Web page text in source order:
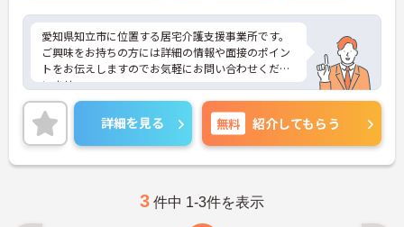
愛知県知立市に位置する居宅介護支援事業所です。
ご興味をお持ちの方には詳細の情報や面接のポイン
トをお伝えしますのでお気軽にお問い合わせくださ
いませ。
詳細を見る 無料 紹介してもらう
3 件中 1-3件を表示